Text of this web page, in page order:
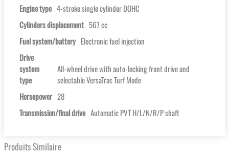
Engine type 4-stroke single cylinder DOHC
Cylinders displacement 567 cc
Fuel system/battery Electronic fuel injection
Drive
system
type
All-wheel drive with auto-locking front drive and
selectable VersaTrac Turf Mode
Horsepower 28
Transmission/final drive Automatic PVT H/L/N/R/P shaft
Produits Similaire